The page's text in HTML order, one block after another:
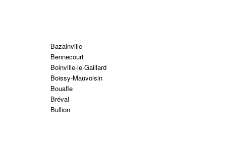
Bazainville
Bennecourt
Boinville-le-Gaillard
Boissy-Mauvoisin
Bouafle
Bréval
Bullion